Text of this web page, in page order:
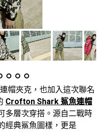
帽夾克，也加入這次聯名
Crofton Shark 鯊魚連帽
多層次穿搭。源自二戰時
經典鯊魚圖樣，更是